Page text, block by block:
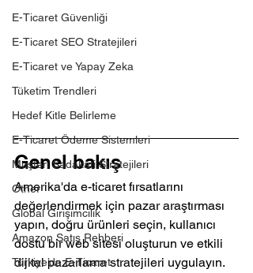
E-Ticaret Güvenliği
E-Ticaret SEO Stratejileri
E-Ticaret ve Yapay Zeka
Tüketim Trendleri
Hedef Kitle Belirleme
E-Ticaret Ödeme Sistemleri
Müşteri Sadakati Stratejileri
Other
Global Girişimcilik
Amazon Satış Rehberi
Türkiye’de E-Ticaret
Genel bakış
Amerika'da e-ticaret fırsatlarını
değerlendirmek için pazar araştırması
yapın, doğru ürünleri seçin, kullanıcı
dostu bir web sitesi oluşturun ve etkili
dijital pazarlama stratejileri uygulayın.